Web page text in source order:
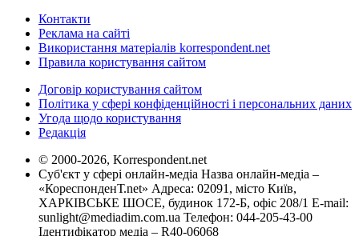
Контакти
Реклама на сайті
Використання матеріалів korrespondent.net
Правила користування сайтом
Договір користування сайтом
Політика у сфері конфіденційності і персональних даних
Угода щодо користування
Редакція
© 2000-2026, Korrespondent.net
Суб'єкт у сфері онлайн-медіа Назва онлайн-медіа –
«КореспонденТ.net» Адреса: 02091, місто Київ,
ХАРКІВСЬКЕ ШОСЕ, будинок 172-Б, офіс 208/1 E-mail:
sunlight@mediadim.com.ua Телефон: 044-205-43-00
Ідентифікатор медіа – R40-06068